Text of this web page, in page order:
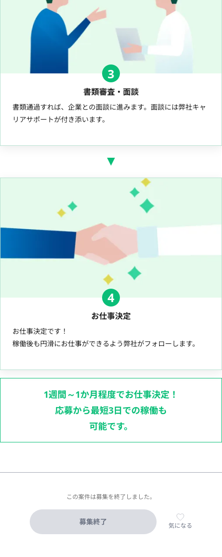
3
書類審査・面談
書類通過すれば、企業との面談に進みます。面談には弊社キャ
リアサポートが付き添います。
4
お仕事決定
お仕事決定です！
稼働後も円滑にお仕事ができるよう弊社がフォローします。
1週間～1か月程度でお仕事決定！
応募から最短3日での稼働も
可能です。
この案件は募集を終了しました。
募集終了 気になる